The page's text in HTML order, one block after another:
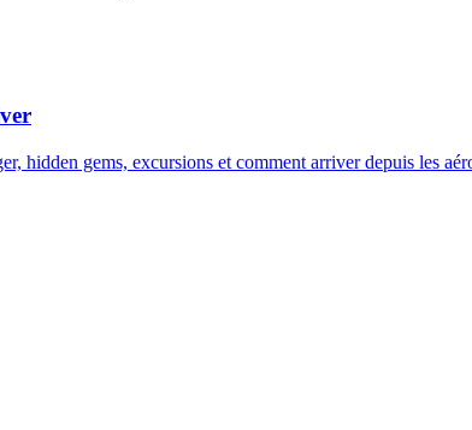
hidden gems, excursions et comment arriver depuis les